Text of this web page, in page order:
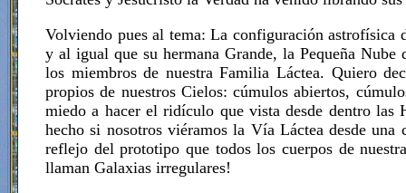
Volviendo pues al tema: La configuración astrofísica
y al igual que su hermana Grande, la Pequeña
los miembros de nuestra Familia Láctea. Quiero
propios de nuestros Cielos: cúmulos abiertos,
miedo a hacer el ridículo que vista desde dentro las
hecho si nosotros viéramos la Vía Láctea desde una
reflejo del prototipo que todos los cuerpos de
llaman Galaxias irregulares!